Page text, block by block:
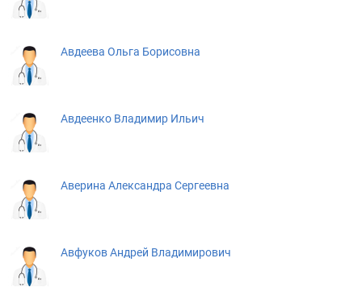
Авдеева Ольга Борисовна
Авдеенко Владимир Ильич
Аверина Александра Сергеевна
Авфуков Андрей Владимирович